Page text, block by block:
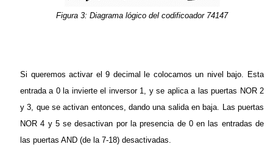
Figura 3: Diagrama lógico del codificoador 74147
Si queremos activar el 9 decimal le colocamos un nivel bajo. Esta
entrada a 0 la invierte el inversor 1, y se aplica a las puertas NOR 2
y 3, que se activan entonces, dando una salida en baja. Las puertas
NOR 4 y 5 se desactivan por la presencia de 0 en las entradas de
las puertas AND (de la 7-18) desactivadas.